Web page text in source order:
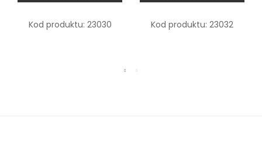
Kod produktu: 23030 Kod produktu: 23032